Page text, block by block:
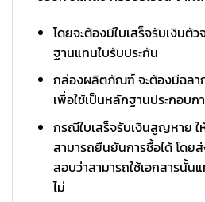
โดยจะต้องมีใบเสร็จรับเงินตั
ฐานแทนใบรับประกัน
กล่องผลิตภัณฑ์ จะต้องมีฉลา
เพื่อใช้เป็นหลักฐานประกอบก
กรณีใบเสร็จรับเงินสูญหาย ใ
สามารถยืนยันการซื้อได้ โดย
สอบว่าสามารถใช้เอกสารนั้น
ไม่